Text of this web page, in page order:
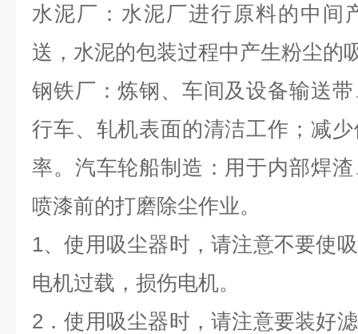
水泥厂：水泥厂进行原料的中间
送，水泥的包装过程中产生粉尘的
钢铁厂：炼钢、车间及设备输送
行车、轧机表面的清洁工作；减
率。汽车轮船制造：用于内部焊
喷漆前的打磨除尘作业。
1、使用吸尘器时，请注意不要使
电机过载，损伤电机。
2．使用吸尘器时，请注意要装好